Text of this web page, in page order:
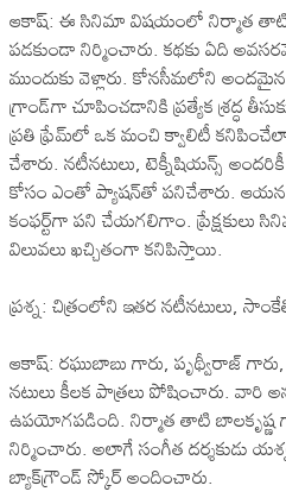
ఆకాష్: ఈ సినిమా విషయంలో నిర్మాత తాటి
పడకుండా నిర్మించారు. కథకు ఏది
ముందుకు వెళ్లారు. కోనసీమలోని
గ్రాండ్‌గా చూపించడానికి ప్రత్యేక శ్రద్ధ
ప్రతి ఫ్రేమ్‌లో ఒక మంచి క్వాలిటీ
చేశారు. నటీనటులు, టెక్నీషియన్స్
కోసం ఎంతో ప్యాషన్‌తో పనిచేశారు.
కంఫర్ట్‌గా పని చేయగలిగాం. ప్రేక్షకులు
విలువలు ఖచ్చితంగా కనిపిస్తాయి.
ప్రశ్న: చిత్రంలోని ఇతర నటీనటులు,
ఆకాష్: రఘుబాబు గారు, పృథ్వీరాజ్
నటులు కీలక పాత్రలు పోషించారు. వారి
ఉపయోగపడింది. నిర్మాత తాటి బాలకృష్ణ
నిర్మించారు. అలాగే సంగీత దర్శకుడు
బ్యాక్‌గ్రౌండ్ స్కోర్ అందించారు.